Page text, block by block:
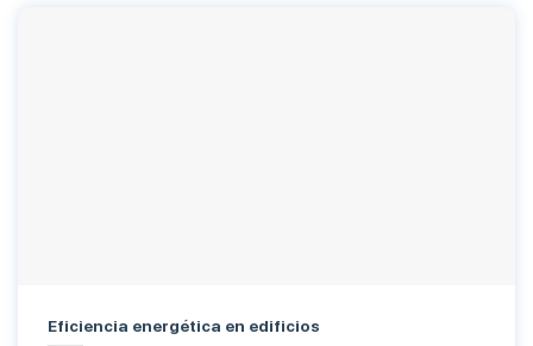
Eficiencia energética en edificios